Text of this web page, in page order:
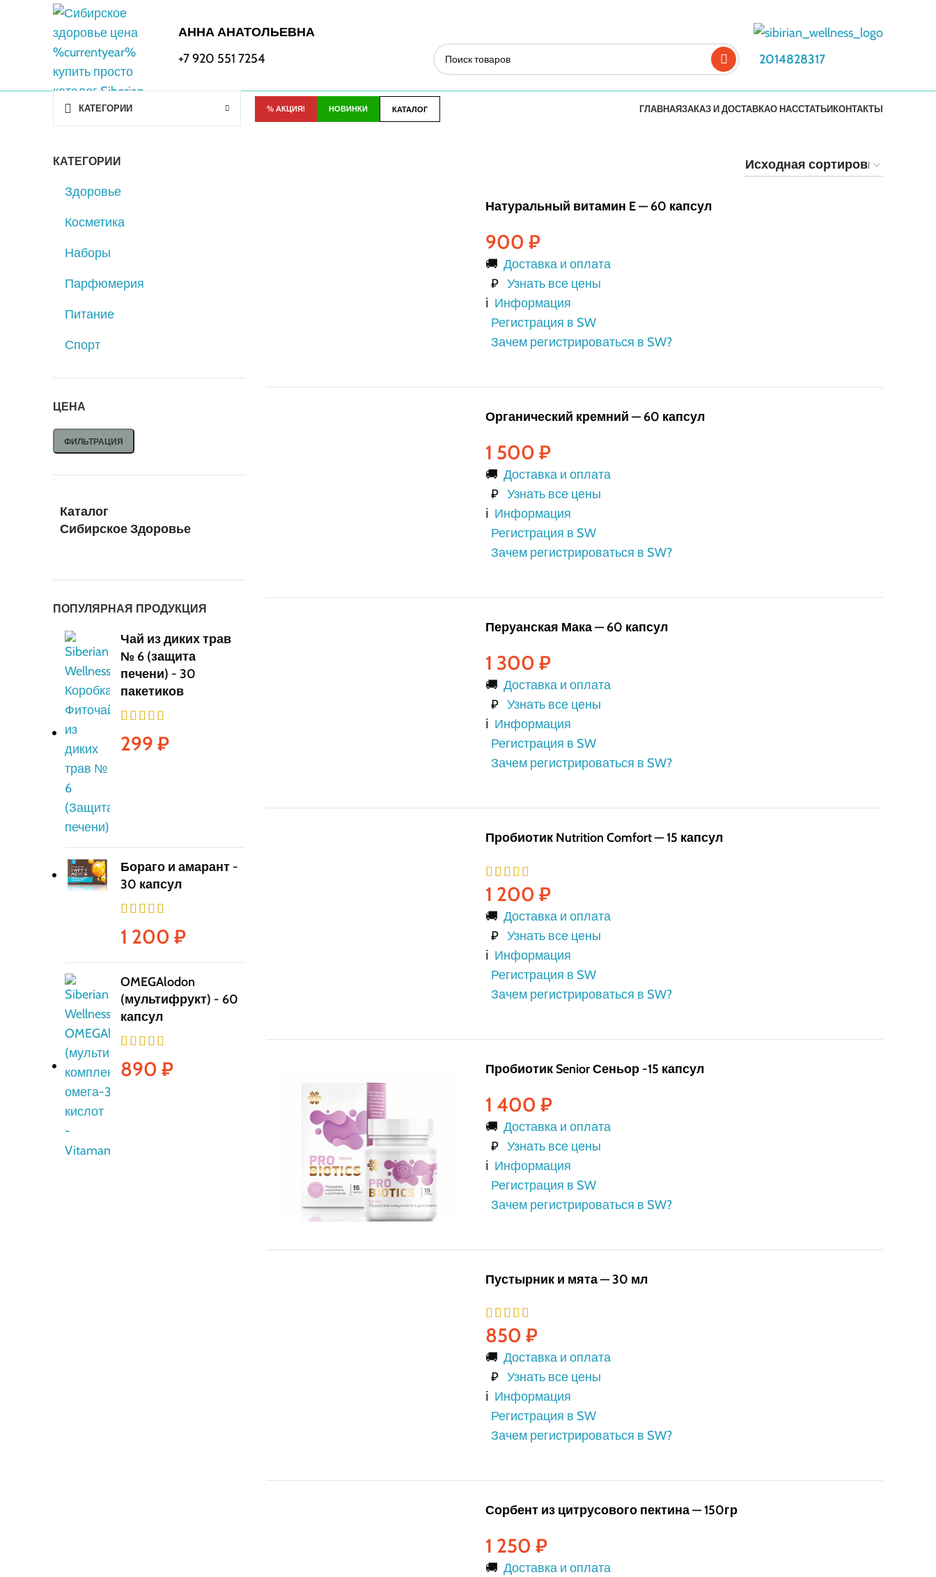
АННА АНАТОЛЬЕВНА
+7 920 551 7254
2014828317
КАТЕГОРИИ % АКЦИЯ! НОВИНКИ КАТАЛОГ ГЛАВНАЯЗАКАЗ И ДОСТАВКАО НАССТАТЬИКОНТАКТЫ
КАТЕГОРИИ
Здоровье
Косметика
Наборы
Парфюмерия
Питание
Спорт
ЦЕНА
ФИЛЬТРАЦИЯ
Каталог
Сибирское Здоровье
ПОПУЛЯРНАЯ ПРОДУКЦИЯ
Чай из диких трав
№ 6 (защита
печени) - 30
пакетиков
299 ₽
Бораго и амарант -
30 капсул
1 200 ₽
OMEGAlodon
(мультифрукт) - 60
капсул
890 ₽
Натуральный витамин E — 60 капсул
900 ₽
🚚 Доставка и оплата
₽ Узнать все цены
ℹ️ Информация
Регистрация в SW
Зачем регистрироваться в SW?
Органический кремний — 60 капсул
1 500 ₽
🚚 Доставка и оплата
₽ Узнать все цены
ℹ️ Информация
Регистрация в SW
Зачем регистрироваться в SW?
Перуанская Мака — 60 капсул
1 300 ₽
🚚 Доставка и оплата
₽ Узнать все цены
ℹ️ Информация
Регистрация в SW
Зачем регистрироваться в SW?
Пробиотик Nutrition Comfort — 15 капсул
1 200 ₽
🚚 Доставка и оплата
₽ Узнать все цены
ℹ️ Информация
Регистрация в SW
Зачем регистрироваться в SW?
Пробиотик Senior Сеньор -15 капсул
1 400 ₽
🚚 Доставка и оплата
₽ Узнать все цены
ℹ️ Информация
Регистрация в SW
Зачем регистрироваться в SW?
Пустырник и мята — 30 мл
850 ₽
🚚 Доставка и оплата
₽ Узнать все цены
ℹ️ Информация
Регистрация в SW
Зачем регистрироваться в SW?
Сорбент из цитрусового пектина — 150гр
1 250 ₽
🚚 Доставка и оплата